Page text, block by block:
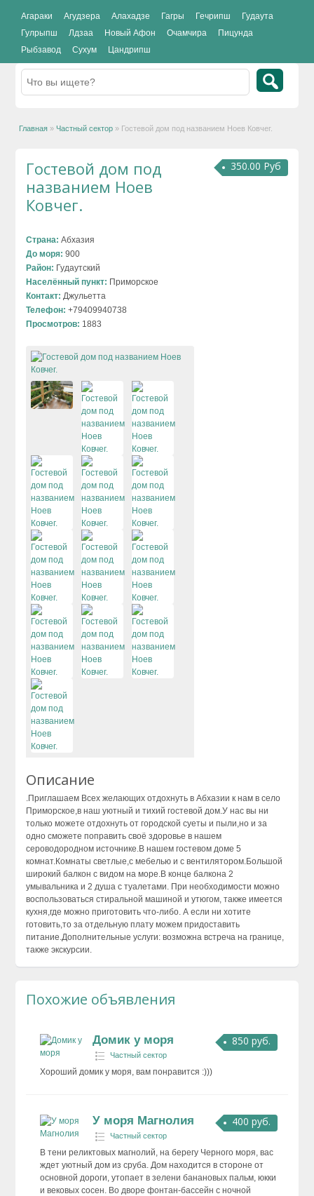
Агараки Агудзера Алахадзе Гагры Гечрипш
Гудаута
Гулрыпш
Лдзаа Новый Афон Очамчира
Пицунда
Рыбзавод
Сухум Цандрипш
Главная »Частный сектор » Гостевой дом под названием Ноев Ковчег.
350.00 Руб
Гостевой дом под
названием Ноев
Ковчег.
Страна: Абхазия
До моря: 900
Район: Гудаутский
Населённый пункт: Приморское
Контакт: Джульетта
Телефон: +79409940738
Просмотров: 1883
Описание
.Приглашаем Всех желающих отдохнуть в Абхазии к нам в село
Приморское,в наш уютный и тихий гостевой дом.У нас вы ни
только можете отдохнуть от городской суеты и пыли,но и за
одно сможете поправить своё здоровье в нашем
сероводородном источнике.В нашем гостевом доме 5
комнат.Комнаты светлые,с мебелью и с вентилятором.Большой
широкий балкон с видом на море.В конце балкона 2
умывальника и 2 душа с туалетами. При необходимости можно
воспользоваться стиральной машиной и утюгом, также имеется
кухня,где можно приготовить что-либо. А если ни хотите
готовить,то за отдельную плату можем придоставить
питание.Дополнительные услуги: возможна встреча на границе,
также экскурсии.
Похожие объявления
850 руб.
Домик у моря
Частный сектор
Хороший домик у моря, вам понравится :)))
400 руб.
У моря Магнолия
Частный сектор
В тени реликтовых магнолий, на берегу Черного моря, вас
ждет уютный дом из сруба. Дом находится в стороне от
основной дороги, утопает в зелени банановых пальм, юкки
и вековых сосен. Во дворе фонтан-бассейн с ночной